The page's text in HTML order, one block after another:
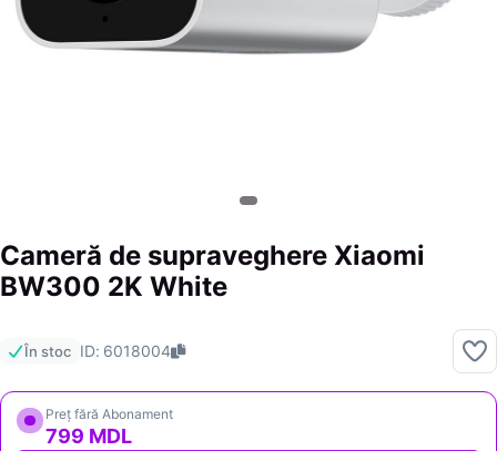
Cameră de supraveghere Xiaomi
BW300 2K White
În stoc ID: 6018004
Preț fără Abonament
799 MDL